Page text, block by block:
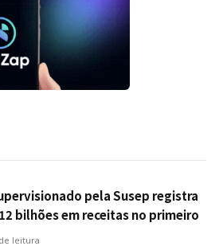
pela Susep registra
bilhões em receitas no primeiro
leitura